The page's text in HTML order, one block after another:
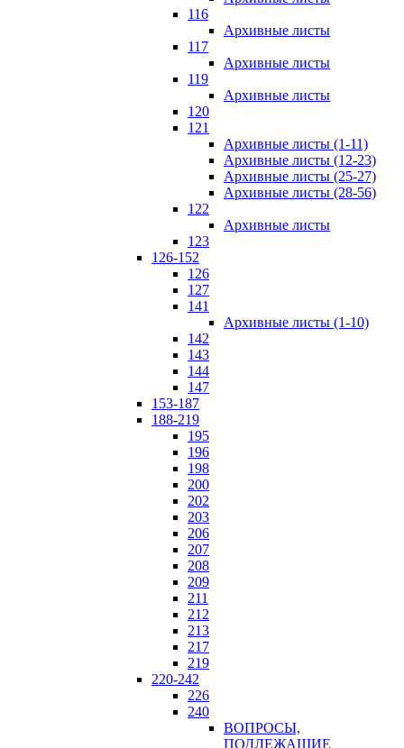
116
Архивные листы
117
Архивные листы
119
Архивные листы
120
121
Архивные листы (1-11)
Архивные листы (12-23)
Архивные листы (25-27)
Архивные листы (28-56)
122
Архивные листы
123
126-152
126
127
141
Архивные листы (1-10)
142
143
144
147
153-187
188-219
195
196
198
200
202
203
206
207
208
209
211
212
213
217
219
220-242
226
240
ВОПРОСЫ,
ПОДЛЕЖАЩИЕ